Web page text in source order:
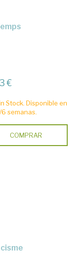
€
Stock. Disponible en
6 semanas.
COMPRAR